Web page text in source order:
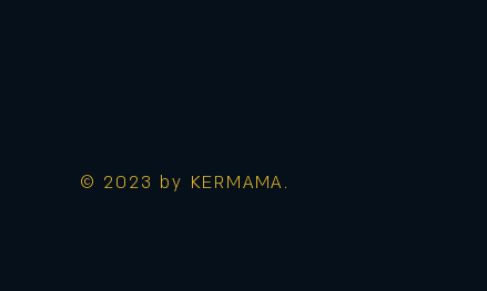
© 2023 by KERMAMA.